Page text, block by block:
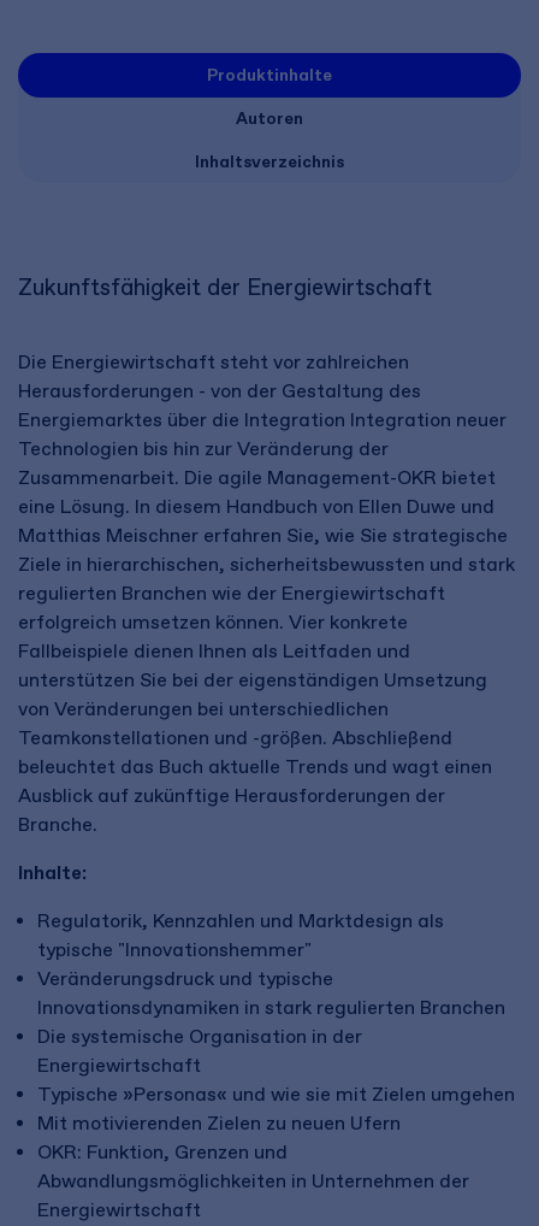
Produktinhalte
Autoren
Inhaltsverzeichnis
Zukunftsfähigkeit der Energiewirtschaft
Die Energiewirtschaft steht vor zahlreichen
Herausforderungen - von der Gestaltung des
Energiemarktes über die Integration Integration neuer
Technologien bis hin zur Veränderung der
Zusammenarbeit. Die agile Management-OKR bietet
eine Lösung. In diesem Handbuch von Ellen Duwe und
Matthias Meischner erfahren Sie, wie Sie strategische
Ziele in hierarchischen, sicherheitsbewussten und stark
regulierten Branchen wie der Energiewirtschaft
erfolgreich umsetzen können. Vier konkrete
Fallbeispiele dienen Ihnen als Leitfaden und
unterstützen Sie bei der eigenständigen Umsetzung
von Veränderungen bei unterschiedlichen
Teamkonstellationen und -größen. Abschließend
beleuchtet das Buch aktuelle Trends und wagt einen
Ausblick auf zukünftige Herausforderungen der
Branche.
Inhalte:
Regulatorik, Kennzahlen und Marktdesign als
typische "Innovationshemmer"
Veränderungsdruck und typische
Innovationsdynamiken in stark regulierten Branchen
Die systemische Organisation in der
Energiewirtschaft
Typische »Personas« und wie sie mit Zielen umgehen
Mit motivierenden Zielen zu neuen Ufern
OKR: Funktion, Grenzen und
Abwandlungsmöglichkeiten in Unternehmen der
Energiewirtschaft